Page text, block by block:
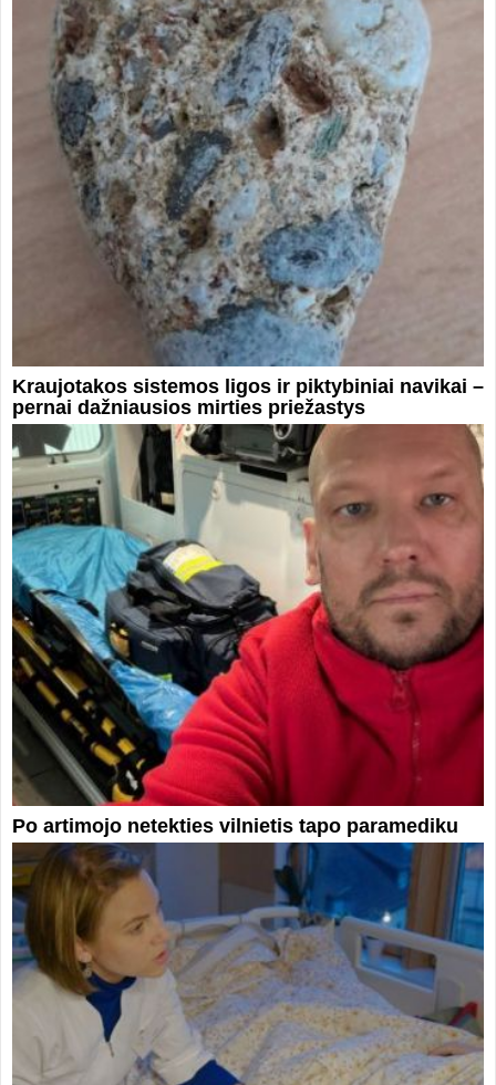
Kraujotakos sistemos ligos ir piktybiniai navikai –
pernai dažniausios mirties priežastys
Po artimojo netekties vilnietis tapo paramediku